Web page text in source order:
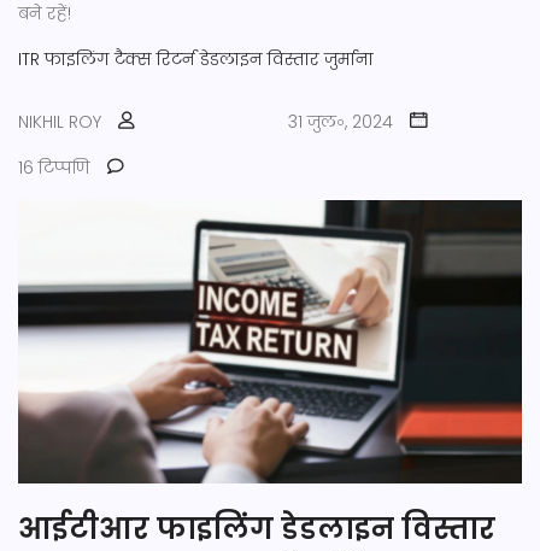
बने रहें!
ITR फाइलिंग टैक्स रिटर्न डेडलाइन विस्तार जुर्माना
NIKHIL ROY
31 जुल॰, 2024
16 टिप्पणि
आईटीआर फाइलिंग डेडलाइन विस्तार